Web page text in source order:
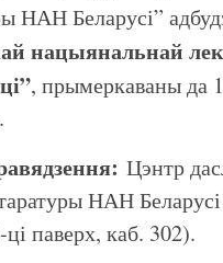
НАН Беларусі”
нацыянальнай
”, прымеркаваны да
Цэнтр
НАН
паверх, каб. 302).